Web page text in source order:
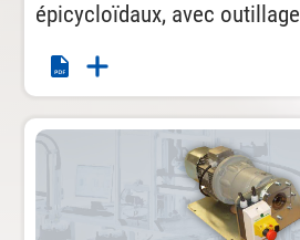
épicycloïdaux, avec outillage